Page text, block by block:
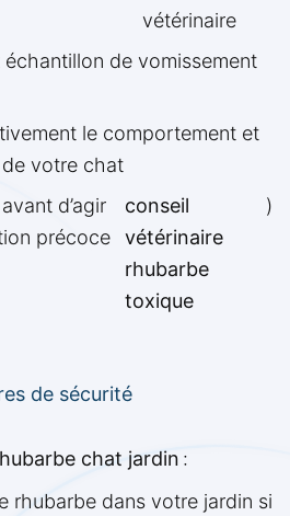
vétérinaire
de vomissement
le comportement et
votre chat
d’agir
précoce
conseil
vétérinaire
rhubarbe
toxique
)
de sécurité
chat jardin :
rhubarbe dans votre jardin si